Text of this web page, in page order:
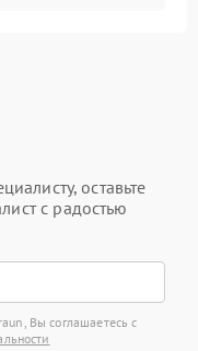
оставьте
с радостью
Вы соглашаетесь с